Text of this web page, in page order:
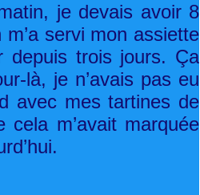
je devais avoir 8
servi mon assiette
depuis trois jours. Ça
là, je n’avais pas eu
avec mes tartines de
m’avait marquée